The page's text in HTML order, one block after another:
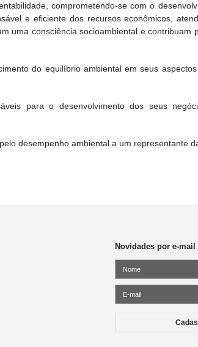
comprometendo-se com o
e eficiente dos recursos econômicos,
uma consciência socioambiental e contribuam
do equilíbrio ambiental em seus aspectos
para o desenvolvimento dos seus
desempenho ambiental a um representante
Novidades por e-mail